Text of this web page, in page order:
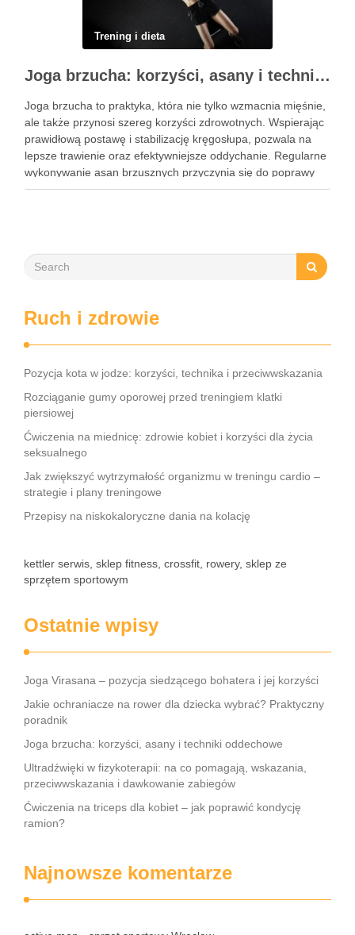
Trening i dieta
Joga brzucha: korzyści, asany i techniki oddechowe
Joga brzucha to praktyka, która nie tylko wzmacnia mięśnie,
ale także przynosi szereg korzyści zdrowotnych. Wspierając
prawidłową postawę i stabilizację kręgosłupa, pozwala na
lepsze trawienie oraz efektywniejsze oddychanie. Regularne
wykonywanie asan brzusznych przyczynia się do poprawy
elastyczności i równowagi, a także staje się kluczem do
Ruch i zdrowie
Pozycja kota w jodze: korzyści, technika i przeciwwskazania
Rozciąganie gumy oporowej przed treningiem klatki
piersiowej
Ćwiczenia na miednicę: zdrowie kobiet i korzyści dla życia
seksualnego
Jak zwiększyć wytrzymałość organizmu w treningu cardio –
strategie i plany treningowe
Przepisy na niskokaloryczne dania na kolację
kettler serwis, sklep fitness, crossfit, rowery, sklep ze
sprzętem sportowym
Ostatnie wpisy
Joga Virasana – pozycja siedzącego bohatera i jej korzyści
Jakie ochraniacze na rower dla dziecka wybrać? Praktyczny
poradnik
Joga brzucha: korzyści, asany i techniki oddechowe
Ultradźwięki w fizykoterapii: na co pomagają, wskazania,
przeciwwskazania i dawkowanie zabiegów
Ćwiczenia na triceps dla kobiet – jak poprawić kondycję
ramion?
Najnowsze komentarze